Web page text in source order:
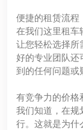
便捷的租赁流程
在我们这里租车
让您轻松选择所
好的专业团队还
到的任何问题或
有竞争力的价格
我们知道，在规
行。这就是为什